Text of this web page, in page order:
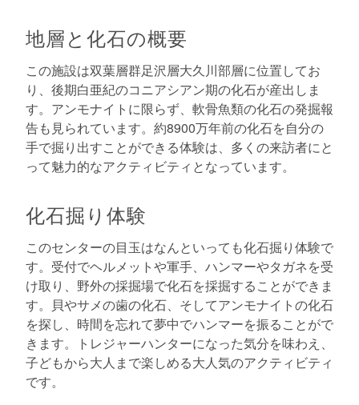
地層と化石の概要
この施設は双葉層群足沢層大久川部層に位置してお
り、後期白亜紀のコニアシアン期の化石が産出しま
す。アンモナイトに限らず、軟骨魚類の化石の発掘報
告も見られています。約8900万年前の化石を自分の
手で掘り出すことができる体験は、多くの来訪者にと
って魅力的なアクティビティとなっています。
化石掘り体験
このセンターの目玉はなんといっても化石掘り体験で
す。受付でヘルメットや軍手、ハンマーやタガネを受
け取り、野外の採掘場で化石を採掘することができま
す。貝やサメの歯の化石、そしてアンモナイトの化石
を探し、時間を忘れて夢中でハンマーを振ることがで
きます。トレジャーハンターになった気分を味わえ、
子どもから大人まで楽しめる大人気のアクティビティ
です。